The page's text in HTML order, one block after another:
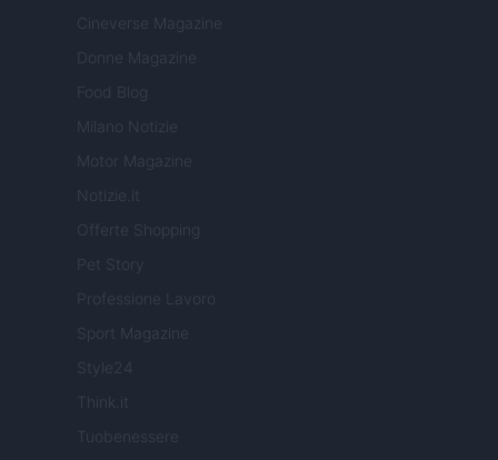
Cineverse Magazine
Donne Magazine
Food Blog
Milano Notizie
Motor Magazine
Notizie.it
Offerte Shopping
Pet Story
Professione Lavoro
Sport Magazine
Style24
Think.it
Tuobenessere